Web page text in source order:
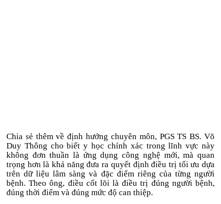
Chia sẻ thêm về định hướng chuyên môn, PGS TS BS. Võ
Duy Thông cho biết y học chính xác trong lĩnh vực này
không đơn thuần là ứng dụng công nghệ mới, mà quan
trọng hơn là khả năng đưa ra quyết định điều trị tối ưu dựa
trên dữ liệu lâm sàng và đặc điểm riêng của từng người
bệnh. Theo ông, điều cốt lõi là điều trị đúng người bệnh,
đúng thời điểm và đúng mức độ can thiệp.